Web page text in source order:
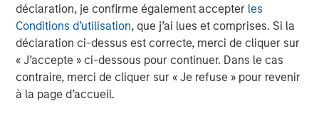
déclaration, je confirme également accepter les
Conditions d’utilisation, que j’ai lues et comprises. Si la
déclaration ci-dessus est correcte, merci de cliquer sur
« J’accepte » ci-dessous pour continuer. Dans le cas
contraire, merci de cliquer sur « Je refuse » pour revenir
à la page d’accueil.
ARTICLE
Real Estate Midyear Outlook:
Constructive Amid Fluid Backdrop
The current macroenvironment remains resilient